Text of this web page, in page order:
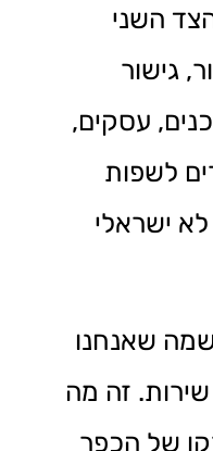
השני
גישור
עסקים,
לשפות
ישראלי
שאנחנו
זה מה
של הכפר